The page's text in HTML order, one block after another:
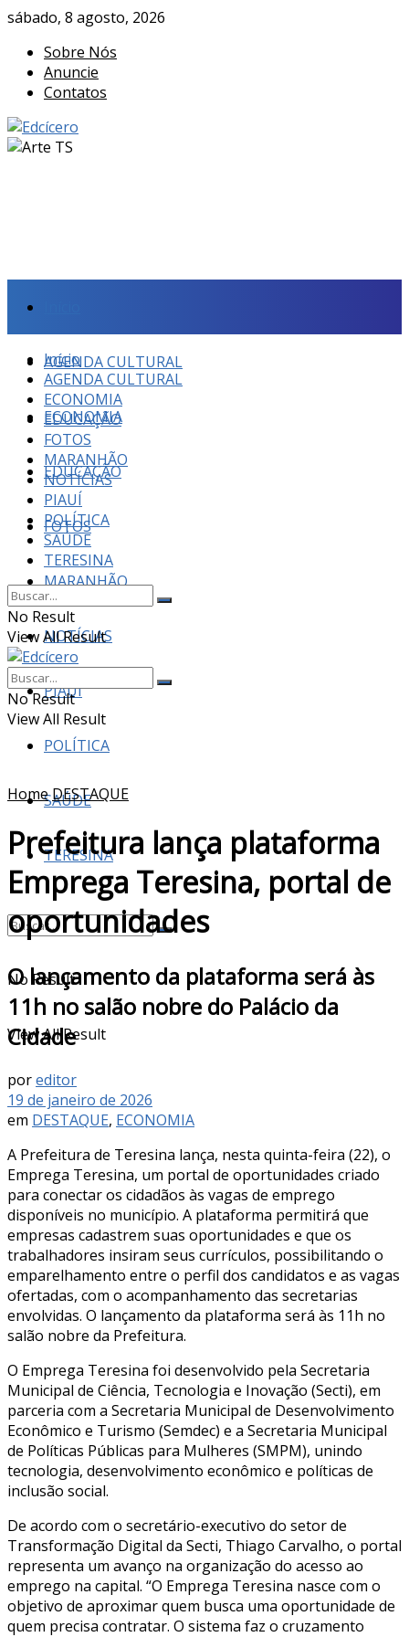
sábado, 8 agosto, 2026
Sobre Nós
Anuncie
Contatos
AGENDA CULTURAL
ECONOMIA
EDUCAÇÃO
FOTOS
MARANHÃO
NOTÍCIAS
PIAUÍ
POLÍTICA
SAÚDE
TERESINA
No Result
View All Result
Início
AGENDA CULTURAL
ECONOMIA
EDUCAÇÃO
FOTOS
MARANHÃO
NOTÍCIAS
PIAUÍ
POLÍTICA
SAÚDE
TERESINA
No Result
View All Result
No Result
View All Result
Home DESTAQUE
Prefeitura lança plataforma
Emprega Teresina, portal de
oportunidades
O lançamento da plataforma será às
11h no salão nobre do Palácio da
Cidade
poreditor
19 de janeiro de 2026
em DESTAQUE, ECONOMIA
A Prefeitura de Teresina lança, nesta quinta-feira (22), o
Emprega Teresina, um portal de oportunidades criado
para conectar os cidadãos às vagas de emprego
disponíveis no município. A plataforma permitirá que
empresas cadastrem suas oportunidades e que os
trabalhadores insiram seus currículos, possibilitando o
emparelhamento entre o perfil dos candidatos e as vagas
ofertadas, com o acompanhamento das secretarias
envolvidas. O lançamento da plataforma será às 11h no
salão nobre da Prefeitura.
O Emprega Teresina foi desenvolvido pela Secretaria
Municipal de Ciência, Tecnologia e Inovação (Secti), em
parceria com a Secretaria Municipal de Desenvolvimento
Econômico e Turismo (Semdec) e a Secretaria Municipal
de Políticas Públicas para Mulheres (SMPM), unindo
tecnologia, desenvolvimento econômico e políticas de
inclusão social.
De acordo com o secretário-executivo do setor de
Transformação Digital da Secti, Thiago Carvalho, o portal
representa um avanço na organização do acesso ao
emprego na capital. “O Emprega Teresina nasce com o
objetivo de aproximar quem busca uma oportunidade de
quem precisa contratar. O sistema faz o cruzamento